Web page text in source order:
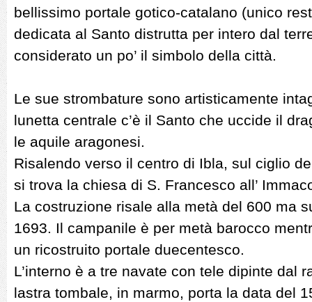
bellissimo portale gotico-catalano (unico
dedicata al Santo distrutta per intero dal
considerato un po’ il simbolo della città.
Le sue strombature sono artisticamente
lunetta centrale c’è il Santo che uccide il
le aquile aragonesi.
Risalendo verso il centro di Ibla, sul ciglio
si trova la chiesa di S. Francesco all’
La costruzione risale alla metà del 600 ma
1693. Il campanile è per metà barocco
un ricostruito portale duecentesco.
L’interno è a tre navate con tele dipinte dal
lastra tombale, in marmo, porta la data del